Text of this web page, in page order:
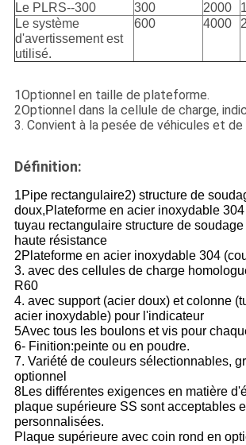
Le PLRS--300 300 2000
Le système
d'avertissement est
utilisé.
600 4000
1Optionnel en taille de plateforme.
2Optionnel dans la cellule de charge,
3. Convient à la pesée de véhicules et de
Définition:
1Pipe rectangulaire2) structure de
doux,Plateforme en acier inoxydable
tuyau rectangulaire structure de
haute résistance
2Plateforme en acier inoxydable 304
3. avec des cellules de charge
R60
4. avec support (acier doux) et colonne
acier inoxydable) pour l'indicateur
5Avec tous les boulons et vis pour
6- Finition:peinte ou en poudre.
7. Variété de couleurs sélectionnables,
optionnel
8Les différentes exigences en matière
plaque supérieure SS sont acceptables
personnalisées.
Plaque supérieure avec coin rond en